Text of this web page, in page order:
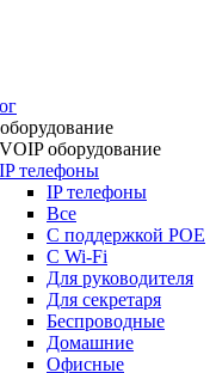
VOIP оборудование
IP телефоны
IP телефоны
Все
С поддержкой POE
C Wi-Fi
Для руководителя
Для секретаря
Беспроводные
Домашние
Офисные